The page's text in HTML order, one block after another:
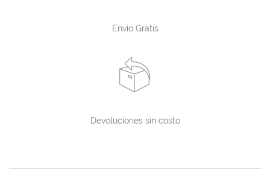
Envío Gratis
Devoluciones sin costo